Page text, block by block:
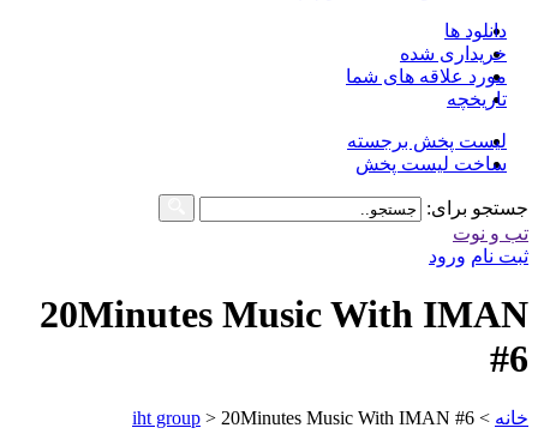
دانلود ها
خریداری شده
مورد علاقه های شما
تاریخچه
لیست پخش برجسته
ساخت لیست پخش
جستجو برای:
تب و نوت
ثبت نام ورود
20Minutes Music With IMAN
#6
خانه >
iht group > 20Minutes Music With IMAN #6